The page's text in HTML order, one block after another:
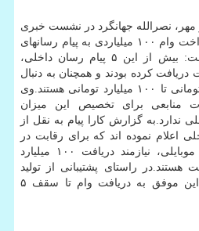
مهر، نصرالله جهانگرد در نشست خبری
با اشاره به اینكه ظرفیت پرداخت وام ۱۰۰ میلیاردی به پیام رسانهای
داخلی را نداریم، اظهار داشت: بیش از این ۵ پیام رسان داخلی،
دریافت كرده بودند و همچنان به دنبال
دریافت تسهیلات ۵۰ میلیارد تومانی تا ۱۰۰ میلیارد تومانی هستند.وی
منابعی برای تخصیص این میزان
ندارد.به گزارش كارا پیام به نقل از
اعلام نموده اند كه برای رقابت در
بازار شبكه های پیام رسان موبایلی، نیازمند دریافت ۱۰۰ میلیارد
هستند.در راستای پشتیبانی از تولید
داخل، این شركتها پیش از این موفق به دریافت وام تا سقف ۵